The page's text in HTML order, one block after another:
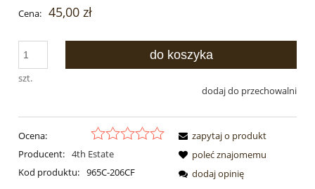
Cena: 45,00 zł
szt.
do koszyka
dodaj do przechowalni
Ocena:
Producent: 4th Estate
Kod produktu: 965C-206CF
zapytaj o produkt
poleć znajomemu
dodaj opinię